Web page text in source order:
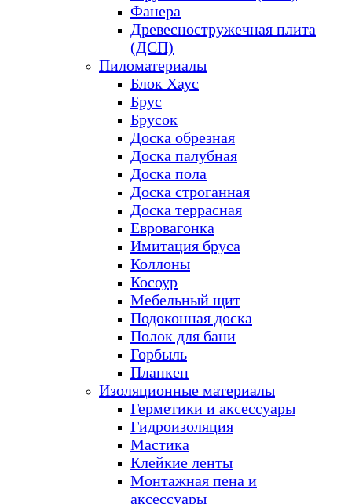
Фанера
Древесностружечная плита
(ДСП)
Пиломатериалы
Блок Хаус
Брус
Брусок
Доска обрезная
Доска палубная
Доска пола
Доска строганная
Доска террасная
Евровагонка
Имитация бруса
Коллоны
Косоур
Мебельный щит
Подоконная доска
Полок для бани
Горбыль
Планкен
Изоляционные материалы
Герметики и аксессуары
Гидроизоляция
Мастика
Клейкие ленты
Монтажная пена и
аксессуары